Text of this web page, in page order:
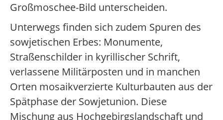
Großmoschee-Bild unterscheiden.
Unterwegs finden sich zudem Spuren des
sowjetischen Erbes: Monumente,
Straßenschilder in kyrillischer Schrift,
verlassene Militärposten und in manchen
Orten mosaikverzierte Kulturbauten aus der
Spätphase der Sowjetunion. Diese
Mischung aus Hochgebirgslandschaft und